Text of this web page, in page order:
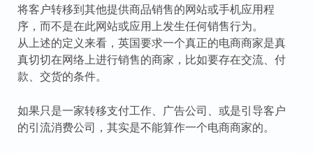
将客户转移到其他提供商品销售的网站或手机应用程
序，而不是在此网站或应用上发生任何销售行为。
从上述的定义来看，英国要求一个真正的电商商家是真
真切切在网络上进行销售的商家，比如要存在交流、付
款、交货的条件。
如果只是一家转移支付工作、广告公司、或是引导客户
的引流消费公司，其实是不能算作一个电商商家的。